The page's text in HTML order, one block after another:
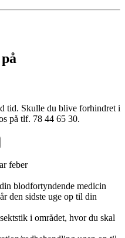
tid. Skulle du blive forhindret i
på tlf. 78 44 65 30.
feber
blodfortyndende medicin
den sidste uge op til din
i området, hvor du skal